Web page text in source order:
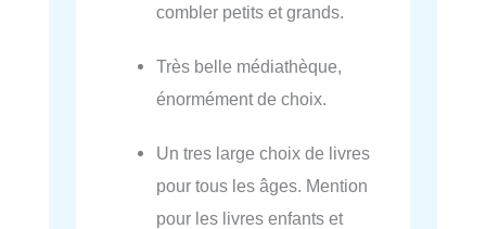
combler petits et grands.
Très belle médiathèque,
énormément de choix.
Un tres large choix de livres
pour tous les âges. Mention
pour les livres enfants et